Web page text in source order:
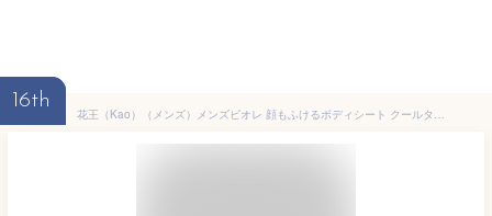
16th
花王（Kao）（メンズ）メンズビオレ 顔もふけるボディシート クールタイプ クールオーシャンの香り 28枚入